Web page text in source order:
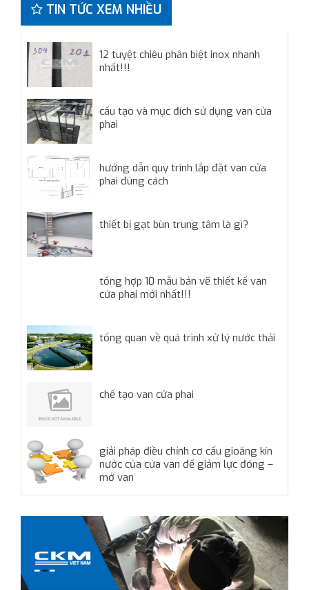
TIN TỨC XEM NHIỀU
12 tuyệt chiêu phân biệt inox nhanh
nhất!!!
cấu tạo và mục đích sử dụng van cửa
phai
hướng dẫn quy trình lắp đặt van cửa
phai đúng cách
thiết bị gạt bùn trung tâm là gì?
tổng hợp 10 mẫu bản vẽ thiết kế van
cửa phai mới nhất!!!
tổng quan về quá trình xử lý nước thải
chế tạo van cửa phai
giải pháp điều chỉnh cơ cấu gioăng kín
nước của cửa van để giảm lực đóng –
mở van